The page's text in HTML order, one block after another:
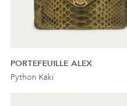
PORTEFEUILLE ALEX
Python Kaki